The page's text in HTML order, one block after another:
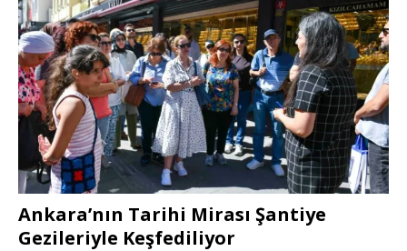
Ankara’nın Tarihi Mirası Şantiye
Gezileriyle Keşfediliyor